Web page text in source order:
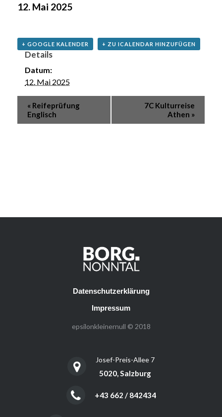
12. Mai 2025
+ GOOGLE KALENDER + ZU ICALENDAR HINZUFÜGEN
Details
Datum:
12. Mai 2025
« Reifeprüfung
Englisch
7C Kulturreise
Athen »
Datenschutzerklärung
Impressum
epsilonkleinernull © 2018
Josef-Preis-Allee 7
5020, Salzburg
+43 662 / 842434